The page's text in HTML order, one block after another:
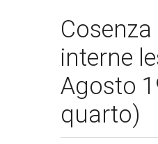
interne
Agosto
quarto)